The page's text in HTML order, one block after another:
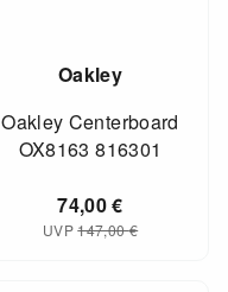
Oakley
Oakley Centerboard
OX8163 816301
74,00€
UVP147,00€